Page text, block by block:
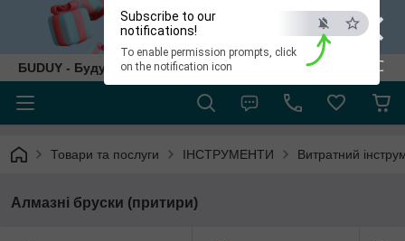
×
ESC
Subscribe to our
notifications!
To enable permission prompts, click
on the notification icon
БUDUY - Будуй як собі!
Товари та послуги ІНСТРУМЕНТИ Витратний
Алмазні бруски (притири)